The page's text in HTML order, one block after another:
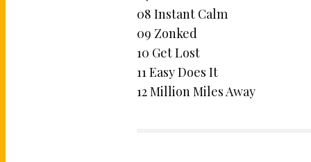
08 Instant Calm
09 Zonked
10 Get Lost
11 Easy Does It
12 Million Miles Away